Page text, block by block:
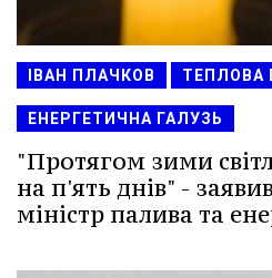
ІВАН ПЛАЧКОВ ТЕПЛОВА
ЕНЕРГЕТИЧНА ГАЛУЗЬ
"Протягом зими
на п'ять днів" -
міністр палива та